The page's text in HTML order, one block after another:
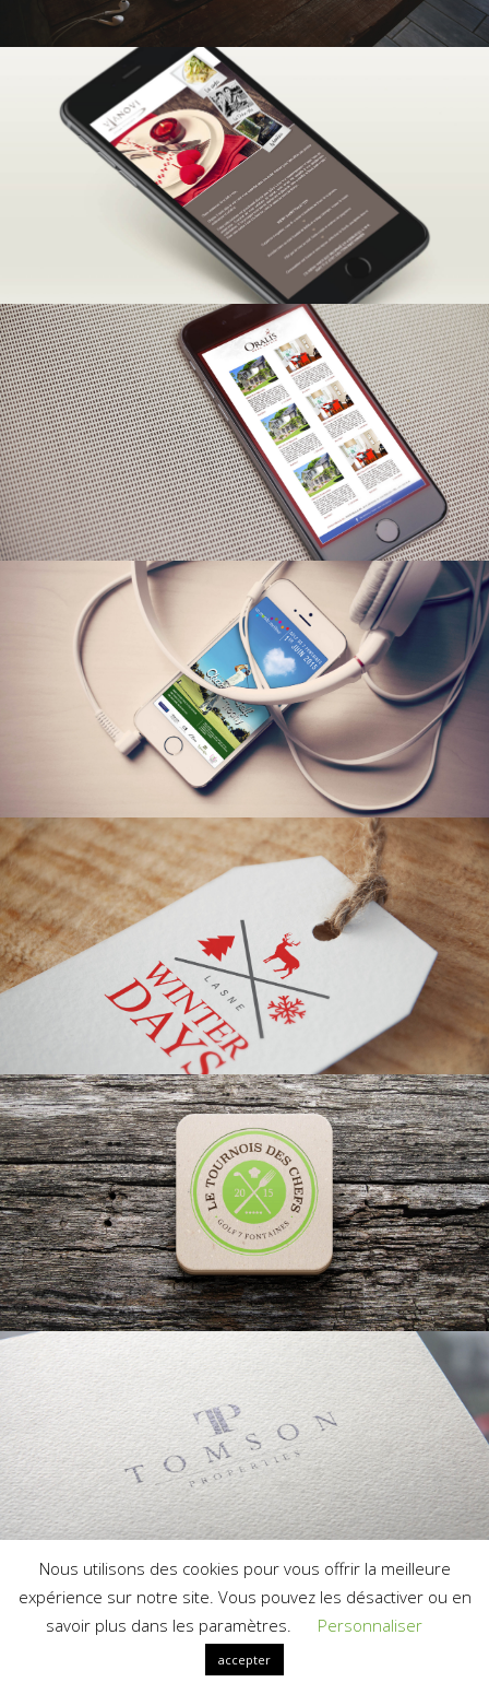
Nous utilisons des cookies pour vous offrir la meilleure
expérience sur notre site. Vous pouvez les désactiver ou en
savoir plus dans les paramètres.
Personnaliser
accepter